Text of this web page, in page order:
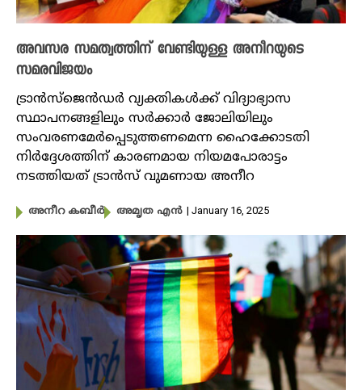
അവസര സമത്വത്തിന് വേണ്ടിയുള്ള അനീറയുടെ
സമരവിജയം
ട്രാൻസ്ജെൻഡർ വ്യക്തികൾക്ക് വിദ്യാഭ്യാസ
സ്ഥാപനങ്ങളിലും സർക്കാർ ജോലിയിലും
സംവരണമേർപ്പെടുത്തണമെന്ന ഹൈക്കോടതി
നിർദ്ദേശത്തിന് കാരണമായ നിയമപോരാട്ടം
നടത്തിയത് ട്രാൻസ് വുമണായ അനീറ
അനീറ ​കബീർ അമൃത എൻ | January 16, 2025